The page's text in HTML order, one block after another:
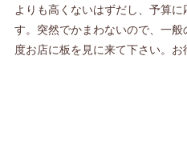
よりも高くないはずだし、予算
す。突然でかまわないので、一
度お店に板を見に来て下さい。お